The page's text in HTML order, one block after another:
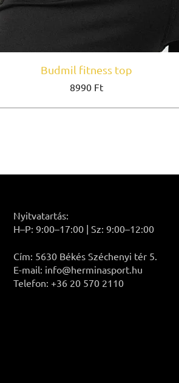
Budmil fitness top
Ár
8990 Ft
Nyitvatartás:
H–P: 9:00–17:00 | Sz: 9:00–12:00
Cím: 5630 Békés Széchenyi tér 5.
E-mail: info@herminasport.hu
Telefon: +36 20 570 2110